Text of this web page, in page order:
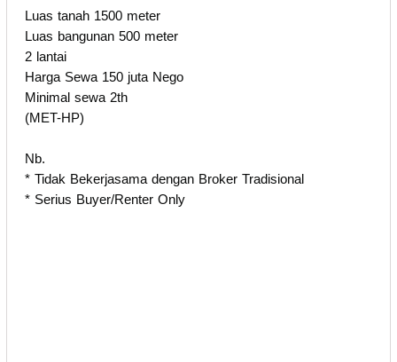
Luas tanah 1500 meter
Luas bangunan 500 meter
2 lantai
Harga Sewa 150 juta Nego
Minimal sewa 2th
(MET-HP)
Nb.
* Tidak Bekerjasama dengan Broker Tradisional
* ⁠Serius Buyer/Renter Only